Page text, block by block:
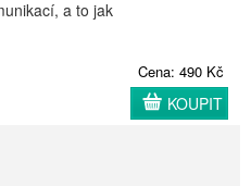
a to jak
Cena: 490 Kč
KOUPIT